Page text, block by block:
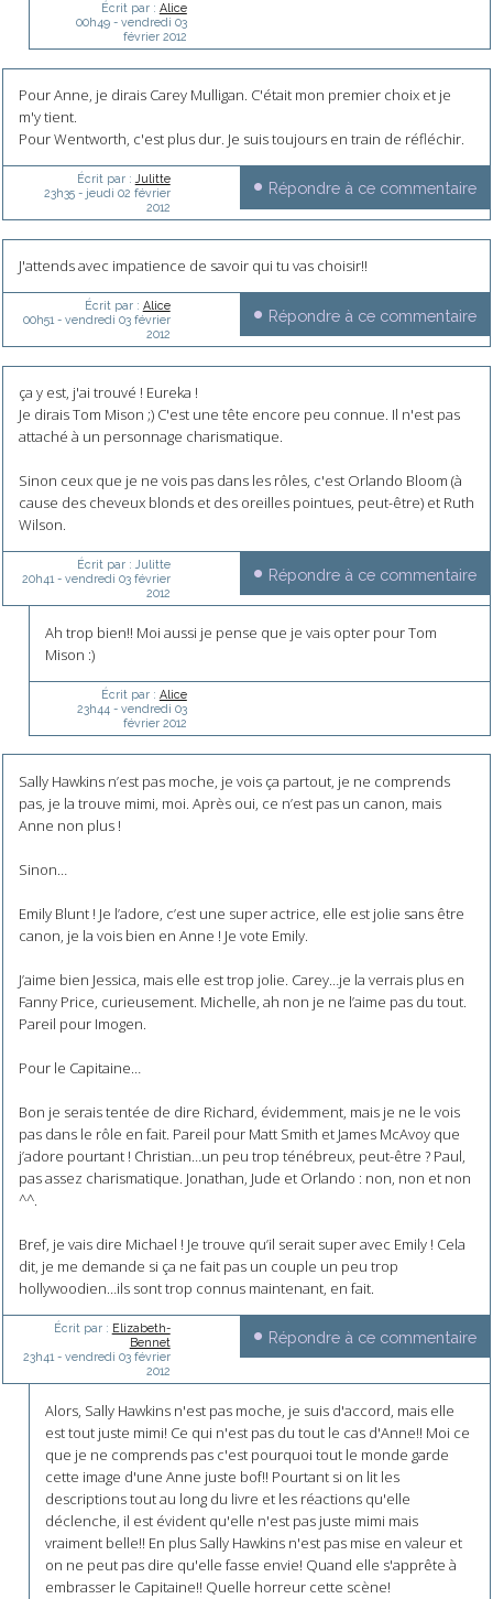
Écrit par : Alice
00h49- vendredi 03
février 2012
Pour Anne, je dirais Carey Mulligan. C'était mon premier choix et je
m'y tient.
Pour Wentworth, c'est plus dur. Je suis toujours en train de réfléchir.
Écrit par : Julitte
23h35- jeudi 02 février
2012
Répondre à ce commentaire
J'attends avec impatience de savoir qui tu vas choisir!!
Écrit par : Alice
00h51 - vendredi 03 février
2012
Répondre à ce commentaire
ça y est, j'ai trouvé ! Eureka !
Je dirais Tom Mison ;) C'est une tête encore peu connue. Il n'est pas
attaché à un personnage charismatique.
Sinon ceux que je ne vois pas dans les rôles, c'est Orlando Bloom (à
cause des cheveux blonds et des oreilles pointues, peut-être) et Ruth
Wilson.
Écrit par : Julitte
20h41 - vendredi 03 février
2012
Répondre à ce commentaire
Ah trop bien!! Moi aussi je pense que je vais opter pour Tom
Mison :)
Écrit par : Alice
23h44 - vendredi 03
février 2012
Sally Hawkins n’est pas moche, je vois ça partout, je ne comprends
pas, je la trouve mimi, moi. Après oui, ce n’est pas un canon, mais
Anne non plus !
Sinon…
Emily Blunt ! Je l’adore, c’est une super actrice, elle est jolie sans être
canon, je la vois bien en Anne ! Je vote Emily.
J’aime bien Jessica, mais elle est trop jolie. Carey…je la verrais plus en
Fanny Price, curieusement. Michelle, ah non je ne l’aime pas du tout.
Pareil pour Imogen.
Pour le Capitaine…
Bon je serais tentée de dire Richard, évidemment, mais je ne le vois
pas dans le rôle en fait. Pareil pour Matt Smith et James McAvoy que
j’adore pourtant ! Christian…un peu trop ténébreux, peut-être ? Paul,
pas assez charismatique. Jonathan, Jude et Orlando : non, non et non
^^.
Bref, je vais dire Michael ! Je trouve qu’il serait super avec Emily ! Cela
dit, je me demande si ça ne fait pas un couple un peu trop
hollywoodien…ils sont trop connus maintenant, en fait.
Écrit par : Elizabeth-
Bennet
23h41 - vendredi 03 février
2012
Répondre à ce commentaire
Alors, Sally Hawkins n'est pas moche, je suis d'accord, mais elle
est tout juste mimi! Ce qui n'est pas du tout le cas d'Anne!! Moi ce
que je ne comprends pas c'est pourquoi tout le monde garde
cette image d'une Anne juste bof!! Pourtant si on lit les
descriptions tout au long du livre et les réactions qu'elle
déclenche, il est évident qu'elle n'est pas juste mimi mais
vraiment belle!! En plus Sally Hawkins n'est pas mise en valeur et
on ne peut pas dire qu'elle fasse envie! Quand elle s'apprête à
embrasser le Capitaine!! Quelle horreur cette scène!